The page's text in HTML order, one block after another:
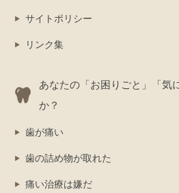
サイトポリシー
リンク集
あなたの「お困りごと」「気
か？
歯が痛い
歯の詰め物が取れた
痛い治療は嫌だ